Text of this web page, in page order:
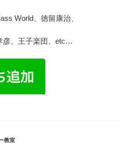
World、徳留康治、
彦、王子楽団、etc…
教室